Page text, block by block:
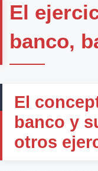
El
banco,
El
banco y
otros